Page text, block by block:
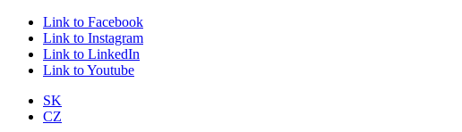
Link to Facebook
Link to Instagram
Link to LinkedIn
Link to Youtube
SK
CZ